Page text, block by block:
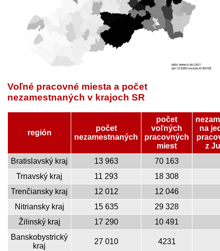
Voľné pracovné miesta a počet
nezamestnaných v krajoch SR
región
počet
nezamestnaných
počet
voľných
pracovných
miest
na
z
Bratislavský kraj
13 963
70 163
Trnavský kraj
11 293
18 308
Trenčiansky kraj
12 012
12 046
Nitriansky kraj
15 635
29 328
Žilinský kraj
17 290
10 491
Banskobystrický
kraj
27 010 4231